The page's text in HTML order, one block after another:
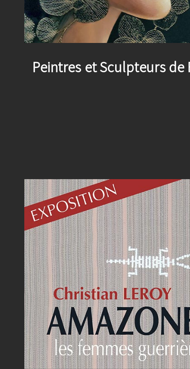
Peintres et Sculpteurs de